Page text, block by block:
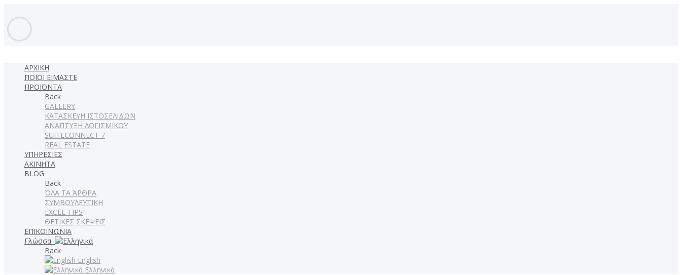
ΑΡΧΙΚΗ
ΠΟΙΟΙ ΕΙΜΑΣΤΕ
ΠΡΟΪΟΝΤΑ
Back
GALLERY
ΚΑΤΑΣΚΕΥΗ ΙΣΤΟΣΕΛΙΔΩΝ
ΑΝΑΠΤΥΞΗ ΛΟΓΙΣΜΙΚΟΥ
SUITECONNECT 7
REAL ESTATE
ΥΠΗΡΕΣΙΕΣ
ΑΚΙΝΗΤΑ
BLOG
Back
ΌΛΑ ΤΑ ΆΡΘΡΑ
ΣΥΜΒΟΥΛΕΥΤΙΚΗ
EXCEL TIPS
ΘΕΤΙΚΕΣ ΣΚΕΨΕΙΣ
ΕΠΙΚΟΙΝΩΝΙΑ
Γλώσσα:
Back
English
Ελληνικά